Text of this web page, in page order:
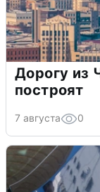
Дорогу из
построят
7 августа 0